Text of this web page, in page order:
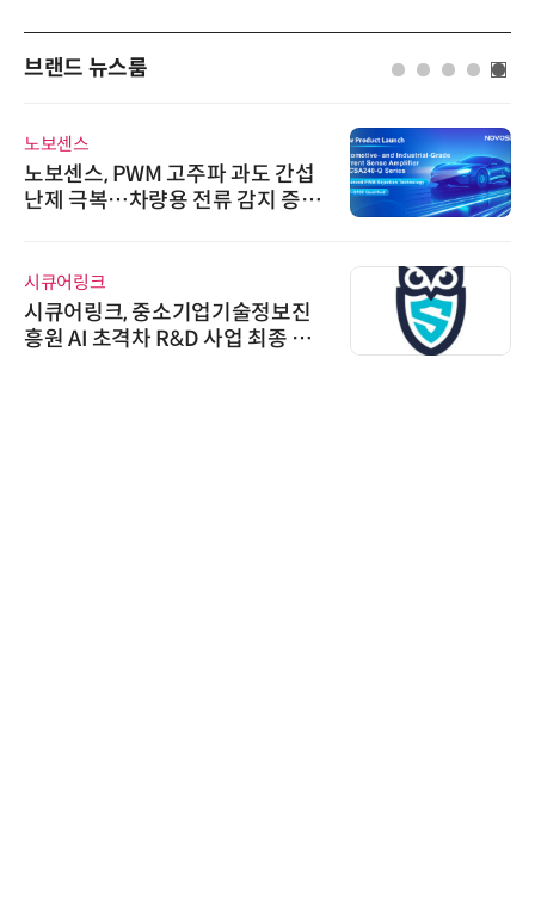
브랜드 뉴스룸
노보센스
노보센스, PWM 고주파 과도 간섭
난제 극복…차량용 전류 감지 증폭
시큐어링크
시큐어링크, 중소기업기술정보진
흥원 AI 초격차 R&D 사업 최종 선